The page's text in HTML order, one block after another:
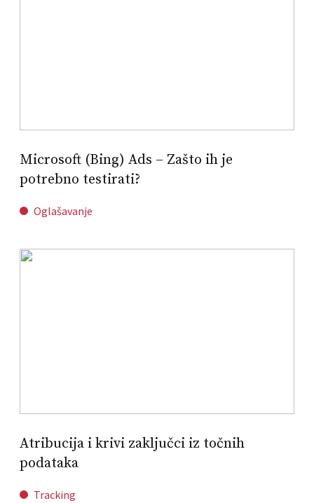
Microsoft (Bing) Ads – Zašto ih je
potrebno testirati?
Oglašavanje
Atribucija i krivi zaključci iz točnih
podataka
Tracking